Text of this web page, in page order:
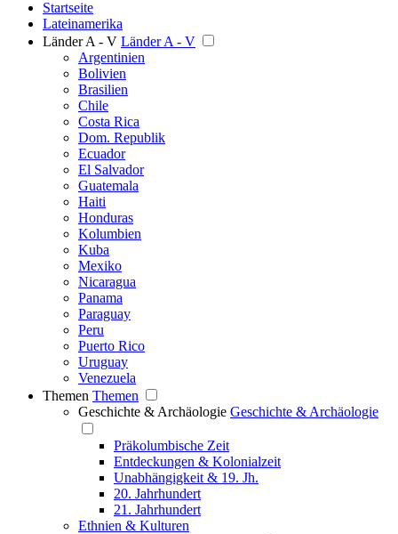
Startseite
Lateinamerika
Länder A - V Länder A - V
Argentinien
Bolivien
Brasilien
Chile
Costa Rica
Dom. Republik
Ecuador
El Salvador
Guatemala
Haiti
Honduras
Kolumbien
Kuba
Mexiko
Nicaragua
Panama
Paraguay
Peru
Puerto Rico
Uruguay
Venezuela
Themen Themen
Geschichte & Archäologie Geschichte & Archäologie
Präkolumbische Zeit
Entdeckungen & Kolonialzeit
Unabhängigkeit & 19. Jh.
20. Jahrhundert
21. Jahrhundert
Ethnien & Kulturen